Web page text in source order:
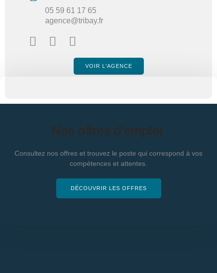
05 59 61 17 65
agence@tribay.fr
VOIR L'AGENCE
Nos offres d’emploi
Consultez nos offres et trouvez le poste qui correspond à vos
compétences et attentes.
DÉCOUVRIR LES OFFRES